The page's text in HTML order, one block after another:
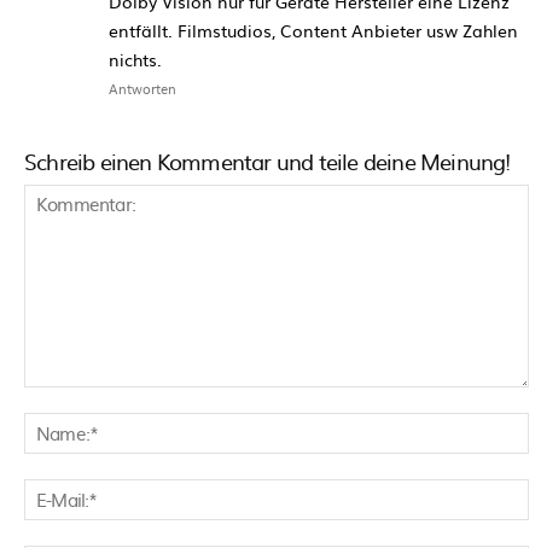
entfällt. Filmstudios, Content Anbieter usw Zahlen
nichts.
Antworten
Schreib einen Kommentar und teile deine Meinung!